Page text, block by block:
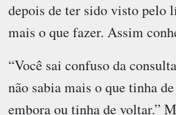
depois de ter sido visto pelo
mais o que fazer. Assim
“Você sai confuso da
não sabia mais o que tinha
embora ou tinha de voltar.”